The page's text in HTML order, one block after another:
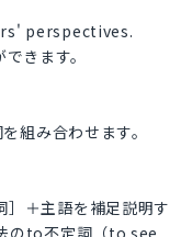
perspectives.
きます。
組み合わせます。
＋主語を補足説明す